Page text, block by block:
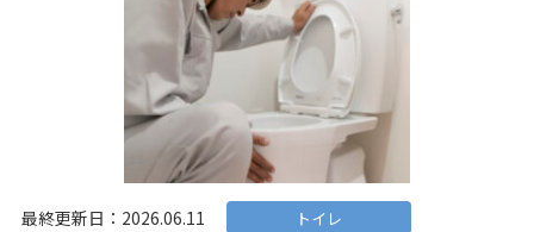
最終更新日：2026.06.11 トイレ